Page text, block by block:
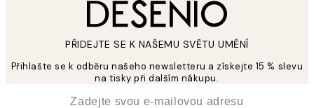
PŘIDEJTE SE K NAŠEMU SVĚTU UMĚNÍ
Přihlašte se k odběru našeho newsletteru a získejte 15 % slevu
na tisky při dalším nákupu.